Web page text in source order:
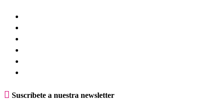
 Suscríbete a nuestra newsletter